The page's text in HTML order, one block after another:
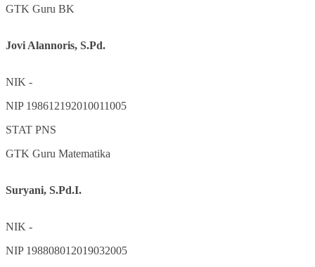
GTK Guru BK
Jovi Alannoris, S.Pd.
NIK -
NIP 198612192010011005
STAT PNS
GTK Guru Matematika
Suryani, S.Pd.I.
NIK -
NIP 198808012019032005